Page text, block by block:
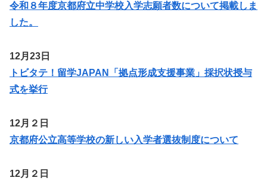
令和８年度京都府立中学校入学志願者数について掲載しま
した。
12月23日
トビタテ！留学JAPAN「拠点形成支援事業」採択状授与
式を挙行
12月２日
京都府公立高等学校の新しい入学者選抜制度について
12月２日